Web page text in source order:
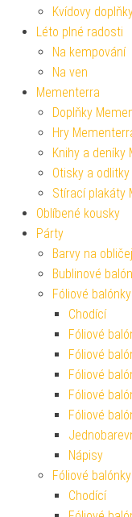
Kvídovy
Léto plné radosti
Na kempování
Na ven
Mementerra
Doplňky
Hry
Knihy a deníky
Otisky a
Stírací plakáty
Oblíbené kousky
Párty
Barvy na
Bublinové
Fóliové balónky
Chodící
Fóliové
Fóliové
Fóliové
Fóliové
Fóliové
Nápisy
Fóliové balónky
Chodící